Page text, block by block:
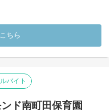
ではなく、「子ども主体」
員と繋がるSNSも
心に寄り添う環境*:.,.:*
青い色の3階建ての保育園が
ら西武線の電車が見え、ド
調の曲線を取り入れたデザ
ちら
バイト
ド南町田保育園